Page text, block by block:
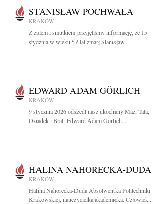
STANISŁAW POCHWAŁA
KRAKÓW
Z żalem i smutkiem przyjęliśmy informację, że 15
stycznia w wieku 57 lat zmarł Stanisław...
EDWARD ADAM GÖRLICH
KRAKÓW
9 stycznia 2026 odszedł nasz ukochany Mąż, Tata,
Dziadek i Brat Edward Adam Görlich...
HALINA NAHORECKA-DUDA
KRAKÓW
Halina Nahorecka-Duda Absolwentka Politechniki
Krakowskiej, nauczycielka akademicka. Człowiek...